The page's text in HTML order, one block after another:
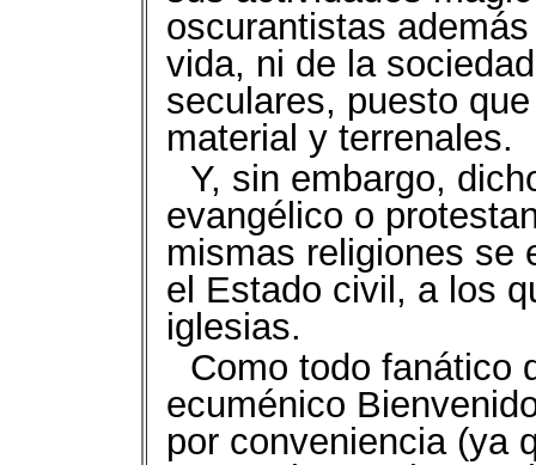
oscurantistas
vida, ni de la
seculares, puesto
material y terrenales.
Y, sin embargo,
evangélico o
mismas religiones se
el Estado civil, a los
iglesias.
Como todo fanático
ecuménico
por conveniencia (ya